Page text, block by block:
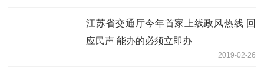
江苏省交通厅今年首家上线政风热线 回
应民声 能办的必须立即办
2019-02-26